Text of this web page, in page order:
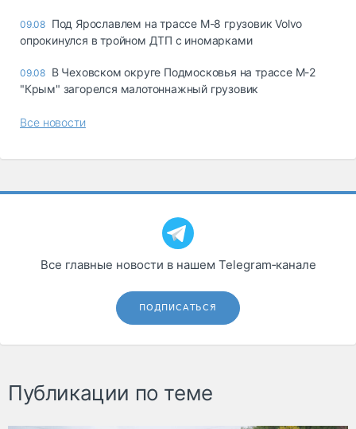
09.08 Под Ярославлем на трассе М-8 грузовик Volvo
опрокинулся в тройном ДТП с иномарками
09.08 В Чеховском округе Подмосковья на трассе М-2
"Крым" загорелся малотоннажный грузовик
Все новости
Все главные новости в нашем Telegram‑канале
ПОДПИСАТЬСЯ
Публикации по теме